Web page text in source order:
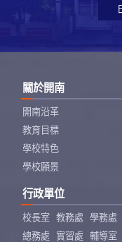
關於開南
開南沿革
教育目標
學校特色
學校願景
行政單位
校長室 教務處
學務處
總務處
實習處
輔導室